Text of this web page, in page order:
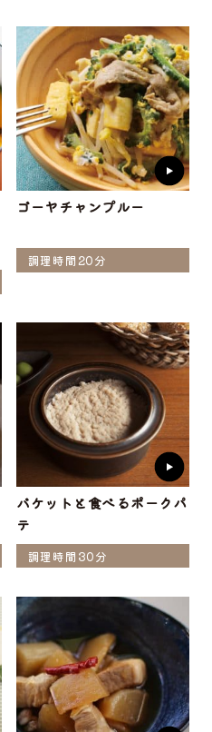
ゴーヤチャンプルー
調理時間20分
バケットと食べるポークパ
テ
調理時間30分